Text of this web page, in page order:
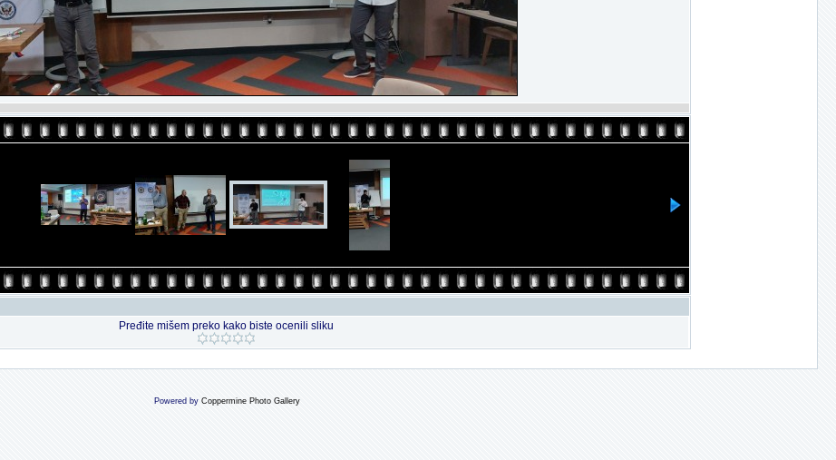
Pređite mišem preko kako biste ocenili sliku
Powered by Coppermine Photo Gallery